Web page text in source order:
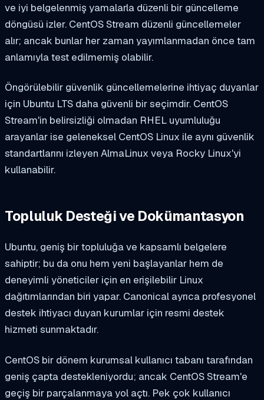
ve iyi belgelenmiş yamalarla düzenli bir güncelleme
döngüsü izler. CentOS Stream düzenli güncellemeler
alır; ancak bunlar her zaman yayımlanmadan önce tam
anlamıyla test edilmemiş olabilir.
Öngörülebilir güvenlik güncellemelerine ihtiyaç duyanlar
için Ubuntu LTS daha güvenli bir seçimdir. CentOS
Stream'in belirsizliği olmadan RHEL uyumluluğu
arayanlar ise geleneksel CentOS Linux ile aynı güvenlik
standartlarını izleyen AlmaLinux veya Rocky Linux'yi
kullanabilir.
Topluluk Desteği ve Dokümantasyon
Ubuntu, geniş bir topluluğa ve kapsamlı belgelere
sahiptir; bu da onu hem yeni başlayanlar hem de
deneyimli yöneticiler için en erişilebilir Linux
dağıtımlarından biri yapar. Canonical ayrıca profesyonel
destek ihtiyacı duyan kurumlar için resmi destek
hizmeti sunmaktadır.
CentOS bir dönem kurumsal kullanıcı tabanı tarafından
geniş çapta destekleniyordu; ancak CentOS Stream'e
geçiş bir parçalanmaya yol açtı. Pek çok kullanıcı